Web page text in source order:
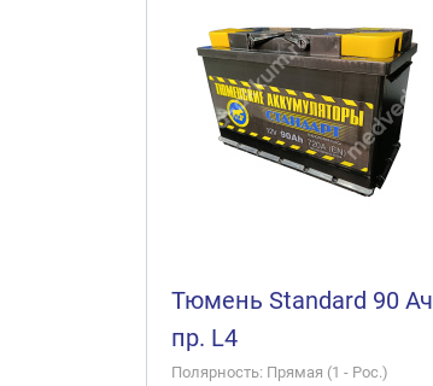
Тюмень Standard 90 Ач
пр. L4
Полярность: Прямая (1 - Рос.)